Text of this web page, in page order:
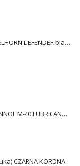
Rękawice turystyczne REBELHORN DEFENDER black yellow fluo
Środek wielofunkcyjny MANNOL M-40 LUBRICANT 450ml
CZARNA KORONA